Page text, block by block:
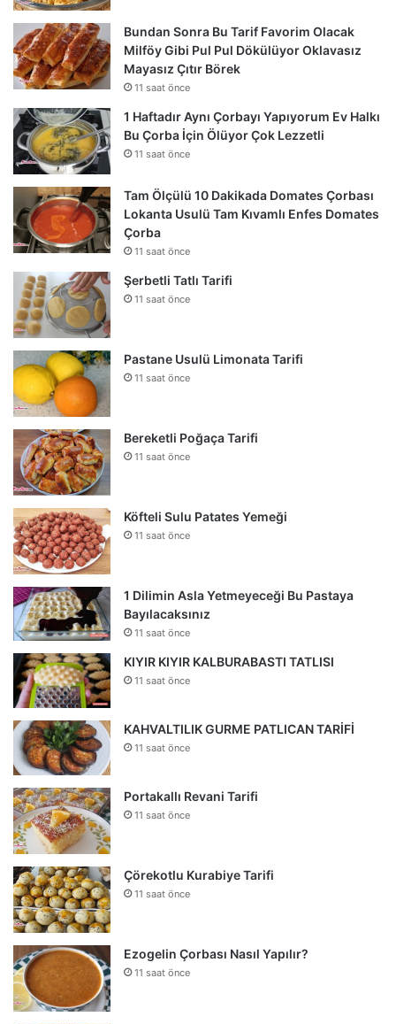
Bundan Sonra Bu Tarif Favorim Olacak
Milföy Gibi Pul Pul Dökülüyor Oklavasız
Mayasız Çıtır Börek
11 saat önce
1 Haftadır Aynı Çorbayı Yapıyorum Ev Halkı
Bu Çorba İçin Ölüyor Çok Lezzetli
11 saat önce
Tam Ölçülü 10 Dakikada Domates Çorbası
Lokanta Usulü Tam Kıvamlı Enfes Domates
Çorba
11 saat önce
Şerbetli Tatlı Tarifi
11 saat önce
Pastane Usulü Limonata Tarifi
11 saat önce
Bereketli Poğaça Tarifi
11 saat önce
Köfteli Sulu Patates Yemeği
11 saat önce
1 Dilimin Asla Yetmeyeceği Bu Pastaya
Bayılacaksınız
11 saat önce
KIYIR KIYIR KALBURABASTI TATLISI
11 saat önce
KAHVALTILIK GURME PATLICAN TARİFİ
11 saat önce
Portakallı Revani Tarifi
11 saat önce
Çörekotlu Kurabiye Tarifi
11 saat önce
Ezogelin Çorbası Nasıl Yapılır?
11 saat önce